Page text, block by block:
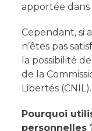
apportée dans
Cependant, si
n’êtes pas
la possibilité
de la
Libertés (CNIL).
Pourquoi
personnelles